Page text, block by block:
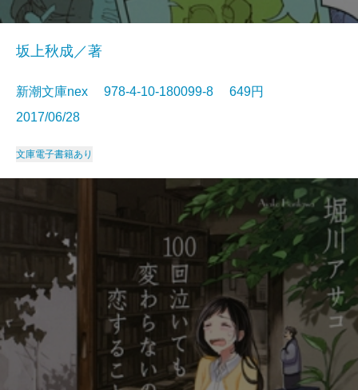
坂上秋成／著
新潮文庫nex 978-4-10-180099-8 649円
2017/06/28
文庫電子書籍あり